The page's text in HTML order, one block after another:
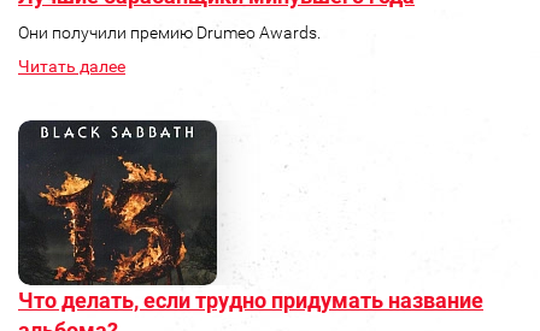
Они получили премию Drumeo Awards.
Читать далее
Что делать, если трудно придумать название